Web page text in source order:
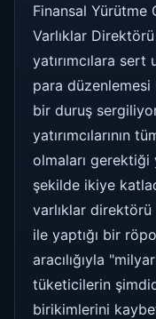
Finansal Yürütme
Varlıklar
yatırımcılara sert
para
bir duruş
yatırımcılarının
olmaları gerektiği
şekilde ikiye
varlıklar
ile yaptığı bir
aracılığıyla
tüketicilerin
birikimlerini